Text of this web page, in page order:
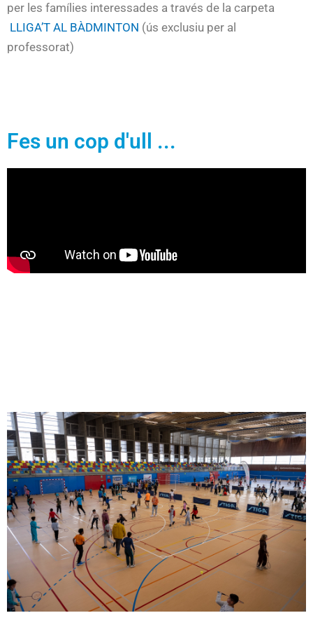
per les famílies interessades a través de la carpeta
LLIGA’T AL BÀDMINTON (ús exclusiu per al
professorat)
Fes un cop d'ull ...